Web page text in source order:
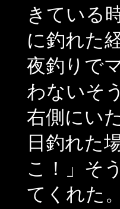
きている
に釣れた
夜釣りで
わないそ
右側にい
日釣れた
こ！」そ
てくれた